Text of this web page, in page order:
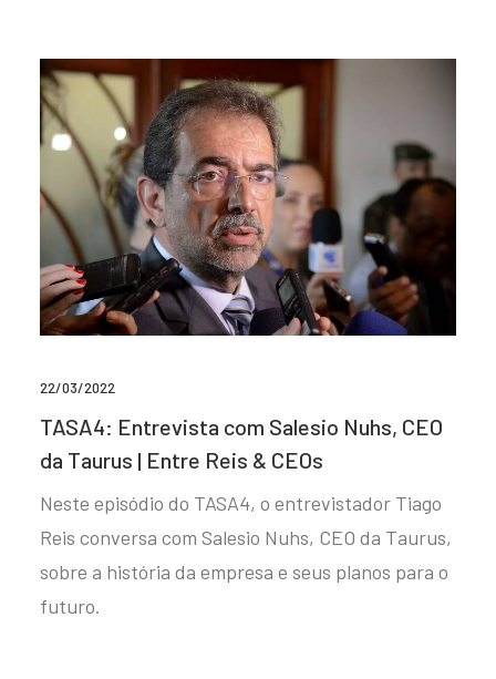
22/03/2022
TASA4: Entrevista com Salesio Nuhs, CEO
da Taurus | Entre Reis & CEOs
Neste episódio do TASA4, o entrevistador Tiago
Reis conversa com Salesio Nuhs, CEO da Taurus,
sobre a história da empresa e seus planos para o
futuro.